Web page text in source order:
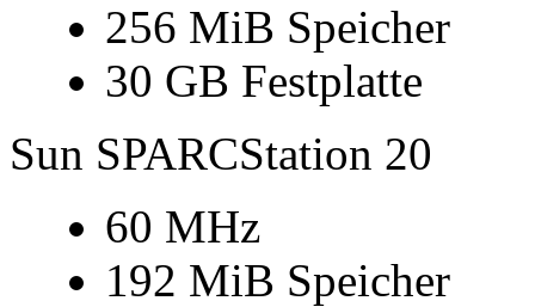
256 MiB Speicher
30 GB Festplatte
Sun SPARCStation 20
60 MHz
192 MiB Speicher